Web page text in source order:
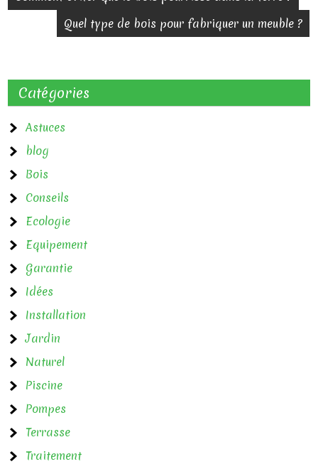
i
g
a
t
i
o
n
d
e
l
’
a
r
t
i
Quel type de bois pour fabriquer un meuble ?
Catégories
Astuces
blog
Bois
Conseils
Ecologie
Equipement
Garantie
Idées
Installation
Jardin
Naturel
Piscine
Pompes
Terrasse
Traitement